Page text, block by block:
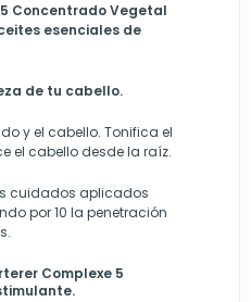
5 Concentrado Vegetal
esenciales de
de tu cabello.
y el cabello. Tonifica el
el cabello desde la raíz.
cuidados aplicados
por 10 la penetración
Complexe 5